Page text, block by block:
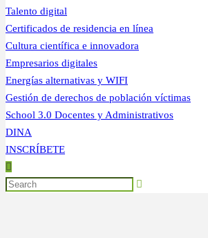
Talento digital
Certificados de residencia en línea
Cultura científica e innovadora
Empresarios digitales
Energías alternativas y WIFI
Gestión de derechos de población víctimas
School 3.0 Docentes y Administrativos
DINA
INSCRÍBETE